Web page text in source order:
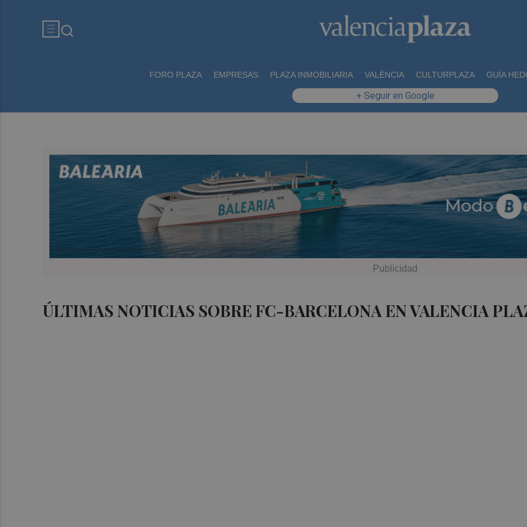
FORO PLAZA EMPRESAS PLAZA INMOBILIARIA VALÈNCIA CULTURPLAZA GUÍA
+ Seguir en Google
ÚLTIMAS NOTICIAS SOBRE FC-BARCELONA EN VALENCIA